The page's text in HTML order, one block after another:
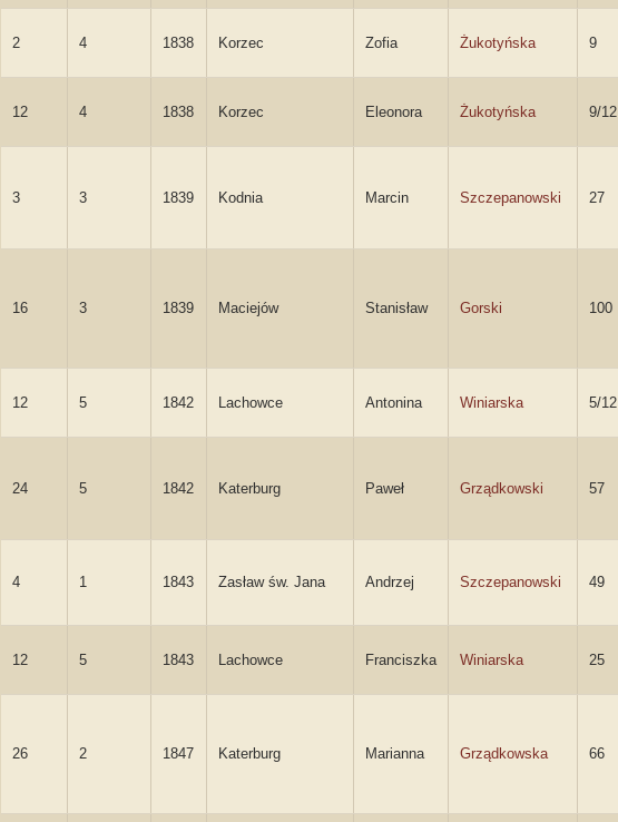
2 4 1838 Korzec Zofia Żukotyńska 9
12 4 1838 Korzec Eleonora Żukotyńska 9/12
3 3 1839 Kodnia Marcin Szczepanowski 27
16 3 1839 Maciejów Stanisław Gorski 100
12 5 1842 Lachowce Antonina Winiarska 5/12
24 5 1842 Katerburg Paweł Grządkowski 57
4 1 1843 Zasław św. Jana Andrzej Szczepanowski 49
12 5 1843 Lachowce Franciszka Winiarska 25
26 2 1847 Katerburg Marianna Grządkowska 66